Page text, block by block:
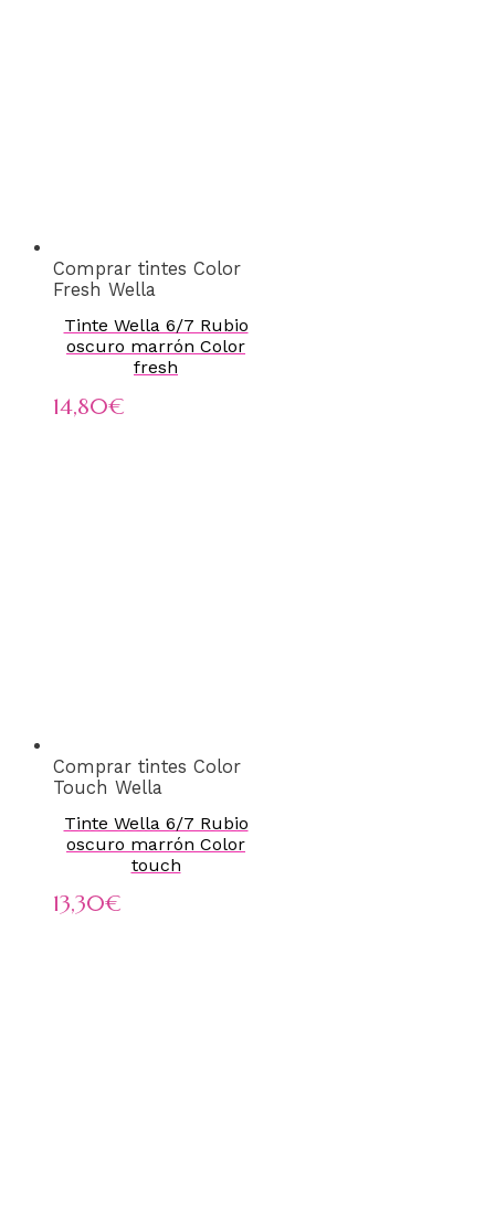
Comprar tintes Color
Fresh Wella
Tinte Wella 6/7 Rubio
oscuro marrón Color
fresh
14,80€
Comprar tintes Color
Touch Wella
Tinte Wella 6/7 Rubio
oscuro marrón Color
touch
13,30€